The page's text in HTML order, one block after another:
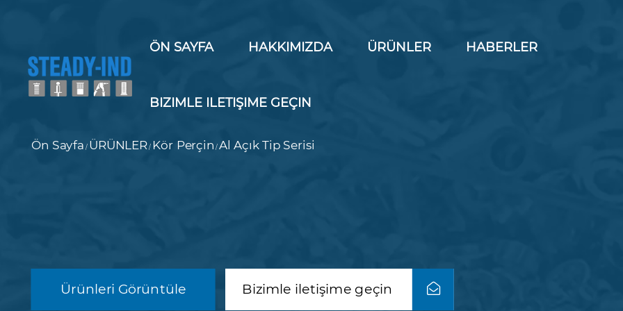
ÖN SAYFA HAKKIMIZDA ÜRÜNLER HABERLER
BIZIMLE ILETIŞIME GEÇIN
Ön Sayfa / ÜRÜNLER/ Kör Perçin / Al Açık Tip Serisi
Ürünleri Görüntüle Bizimle iletişime geçin